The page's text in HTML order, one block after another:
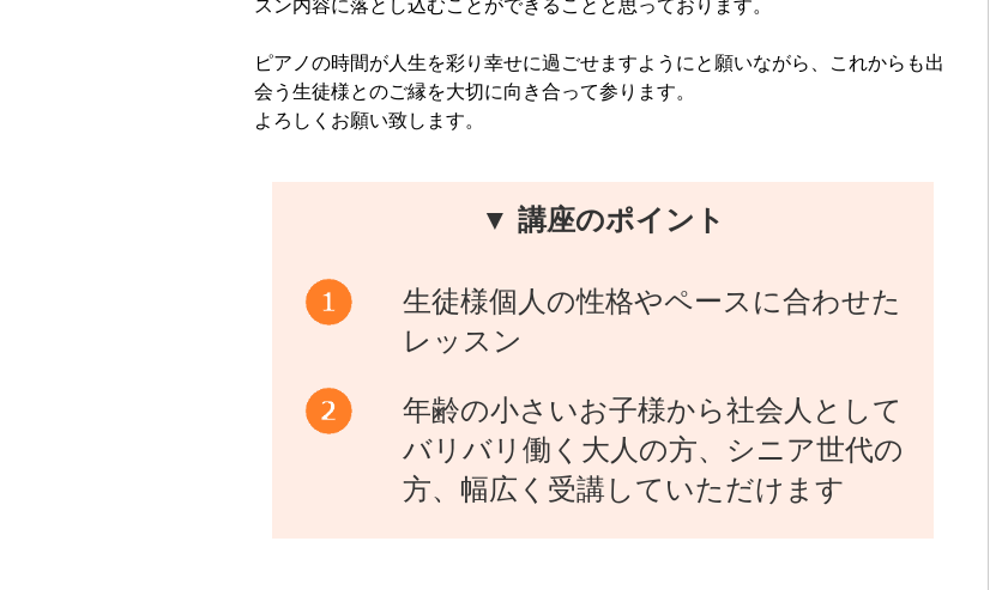
スン内容に落とし込むことができることと思っております。
ピアノの時間が人生を彩り幸せに過ごせますようにと願いながら、これからも出
会う生徒様とのご縁を大切に向き合って参ります。
よろしくお願い致します。
▼ 講座のポイント
生徒様個人の性格やペースに合わせた
レッスン
年齢の小さいお子様から社会人として
バリバリ働く大人の方、シニア世代の
方、幅広く受講していただけます